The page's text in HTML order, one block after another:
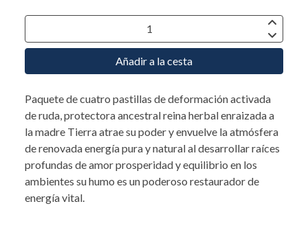
Añadir a la cesta
Paquete de cuatro pastillas de deformación activada
de ruda, protectora ancestral reina herbal enraizada a
la madre Tierra atrae su poder y envuelve la atmósfera
de renovada energía pura y natural al desarrollar raíces
profundas de amor prosperidad y equilibrio en los
ambientes su humo es un poderoso restaurador de
energía vital.